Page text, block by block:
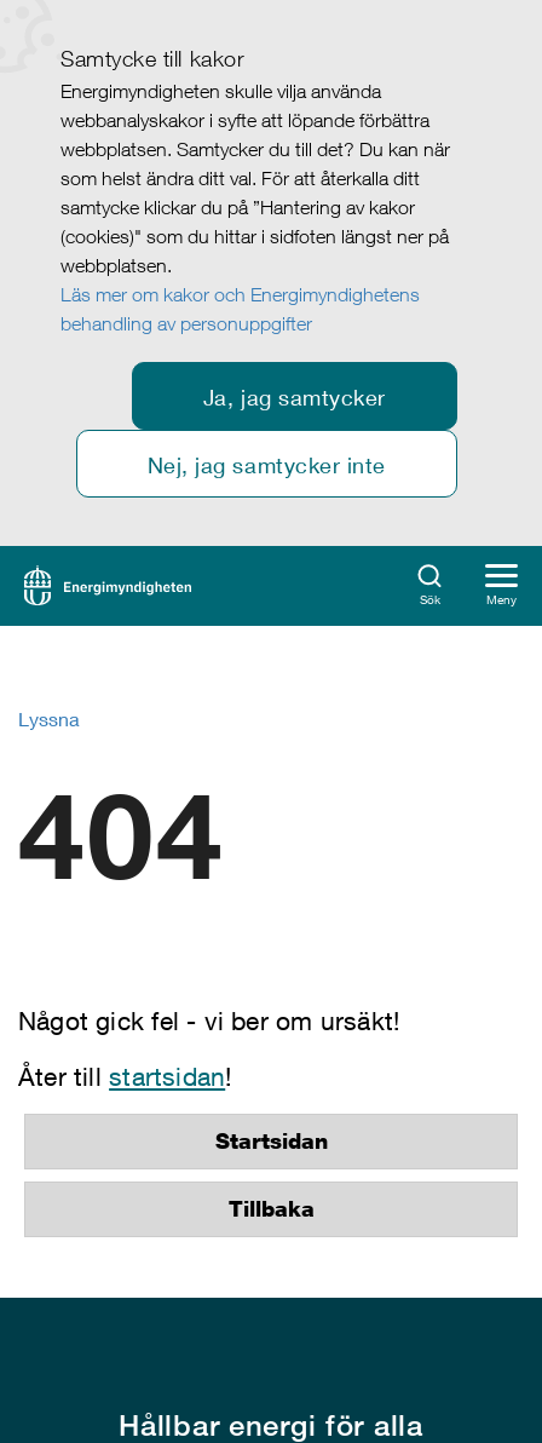
Samtycke till kakor
Energimyndigheten skulle vilja använda
webbanalyskakor i syfte att löpande förbättra
webbplatsen. Samtycker du till det? Du kan när
som helst ändra ditt val. För att återkalla ditt
samtycke klickar du på ”Hantering av kakor
(cookies)" som du hittar i sidfoten längst ner på
webbplatsen.
Läs mer om kakor och Energimyndighetens
behandling av personuppgifter
Ja, jag samtycker
Nej, jag samtycker inte
Sök Meny
Lyssna
404
Något gick fel - vi ber om ursäkt!
Åter tillstartsidan!
Startsidan
Tillbaka
Hållbar energi för alla